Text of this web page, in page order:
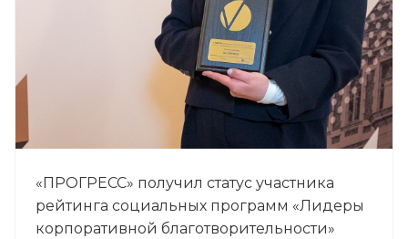
«ПРОГРЕСС» получил статус участника
рейтинга социальных программ «Лидеры
корпоративной благотворительности»